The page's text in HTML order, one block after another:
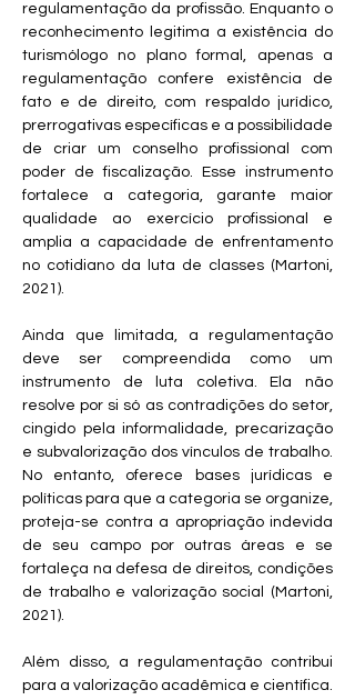
regulamentação da profissão. Enquanto o
reconhecimento legitima a existência do
turismólogo no plano formal, apenas a
regulamentação confere existência de
fato e de direito, com respaldo jurídico,
prerrogativas específicas e a possibilidade
de criar um conselho profissional com
poder de fiscalização. Esse instrumento
fortalece a categoria, garante maior
qualidade ao exercício profissional e
amplia a capacidade de enfrentamento
no cotidiano da luta de classes (Martoni,
2021).
Ainda que limitada, a regulamentação
deve ser compreendida como um
instrumento de luta coletiva. Ela não
resolve por si só as contradições do setor,
cingido pela informalidade, precarização
e subvalorização dos vínculos de trabalho.
No entanto, oferece bases jurídicas e
políticas para que a categoria se organize,
proteja-se contra a apropriação indevida
de seu campo por outras áreas e se
fortaleça na defesa de direitos, condições
de trabalho e valorização social (Martoni,
2021).
Além disso, a regulamentação contribui
para a valorização acadêmica e científica.